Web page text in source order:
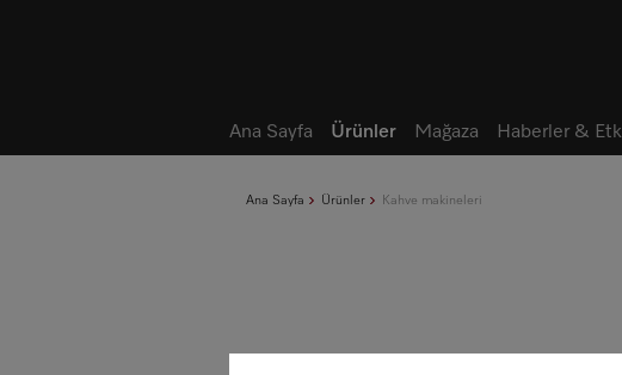
Ana Sayfa Ürünler Kahve makineleri
Ana Sayfa Ürünler Mağaza Haberler &